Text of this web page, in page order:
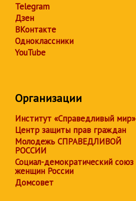
Telegram
Дзен
ВКонтакте
Одноклассники
YouTube
Организации
Институт «Справедливый мир»
Центр защиты прав граждан
Молодежь СПРАВЕДЛИВОЙ
РОССИИ
Социал-демократический союз
женщин России
Домсовет